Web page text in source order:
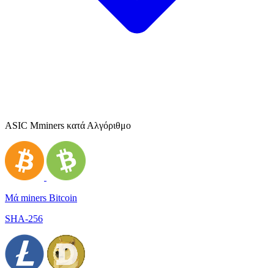
ASIC Μminers κατά Αλγόριθμο
Μά miners Bitcoin
SHA-256